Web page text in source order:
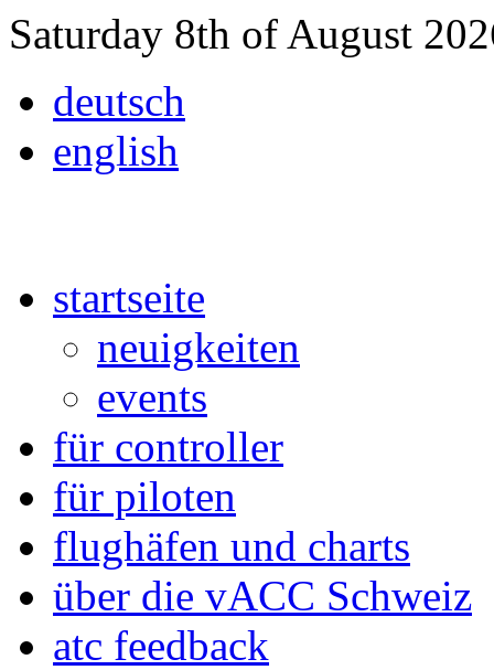
Saturday 8th of August
deutsch
english
startseite
neuigkeiten
events
für controller
für piloten
flughäfen und charts
über die vACC Schweiz
atc feedback